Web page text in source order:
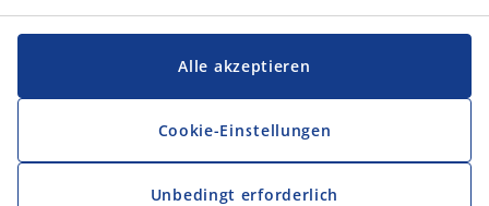
Alle akzeptieren
Cookie-Einstellungen
Unbedingt erforderlich